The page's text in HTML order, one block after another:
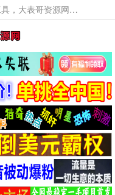
本网站提供资源工具下载，大老表资源工具，大表哥资源网软件工具，大老表资源下载，活动线报福利资源分享,活动线报，大型网游经典游戏，网络热门技术游戏辅助交流与分享。